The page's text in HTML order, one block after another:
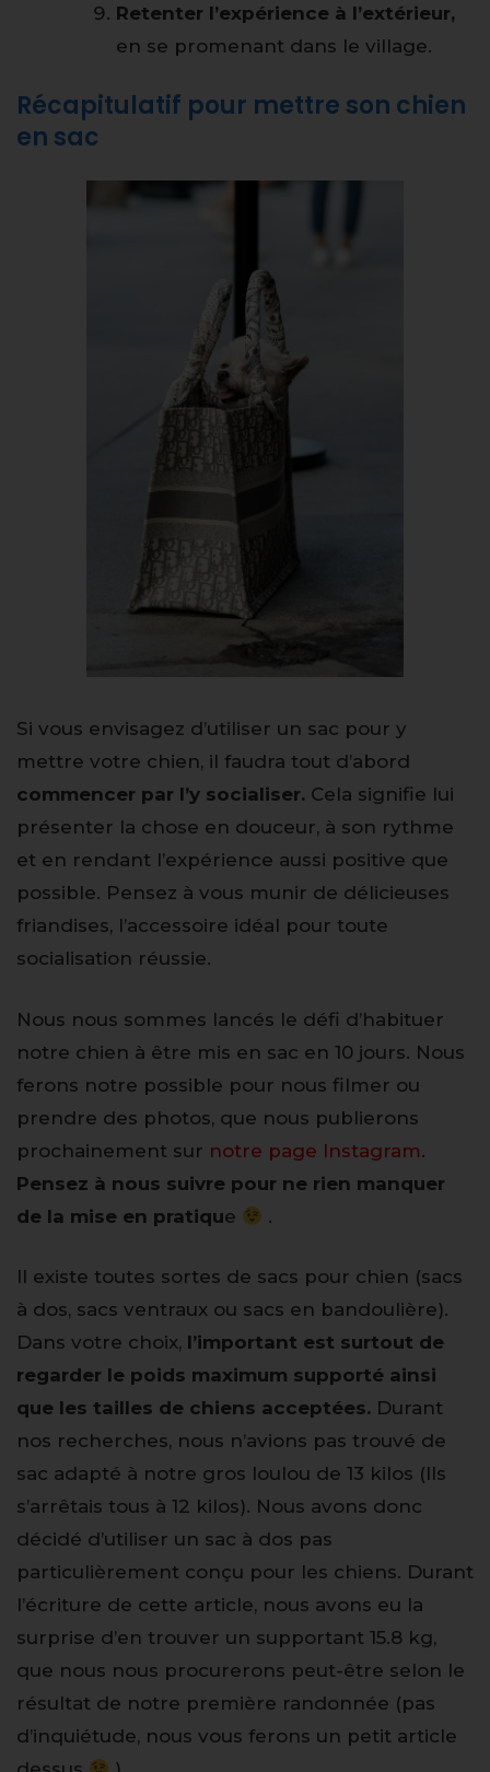
Retenter l’expérience à l’extérieur,
en se promenant dans le village.
Récapitulatif pour mettre son chien
en sac
Si vous envisagez d’utiliser un sac pour y
mettre votre chien, il faudra tout d’abord
commencer par l’y socialiser. Cela signifie lui
présenter la chose en douceur, à son rythme
et en rendant l’expérience aussi positive que
possible. Pensez à vous munir de délicieuses
friandises, l’accessoire idéal pour toute
socialisation réussie.
Nous nous sommes lancés le défi d’habituer
notre chien à être mis en sac en 10 jours. Nous
ferons notre possible pour nous filmer ou
prendre des photos, que nous publierons
prochainement sur notre page Instagram.
Pensez à nous suivre pour ne rien manquer
de la mise en pratique .
Il existe toutes sortes de sacs pour chien (sacs
à dos, sacs ventraux ou sacs en bandoulière).
Dans votre choix, l’important est surtout de
regarder le poids maximum supporté ainsi
que les tailles de chiens acceptées. Durant
nos recherches, nous n’avions pas trouvé de
sac adapté à notre gros loulou de 13 kilos (Ils
s’arrêtais tous à 12 kilos). Nous avons donc
décidé d’utiliser un sac à dos pas
particulièrement conçu pour les chiens. Durant
l’écriture de cette article, nous avons eu la
surprise d’en trouver un supportant 15.8 kg,
que nous nous procurerons peut-être selon le
résultat de notre première randonnée (pas
d’inquiétude, nous vous ferons un petit article